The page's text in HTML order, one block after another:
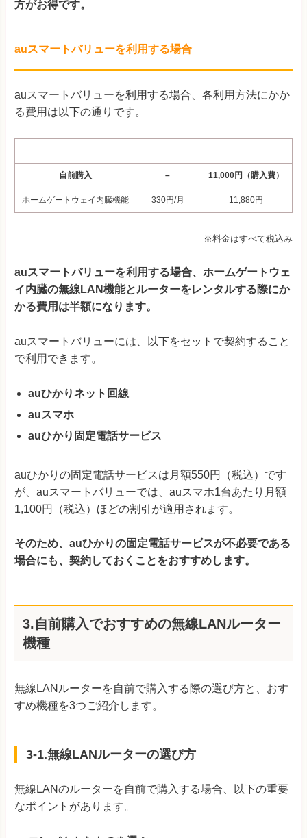
方がお得です。
auスマートバリューを利用する場合
auスマートバリューを利用する場合、各利用方法にかか
る費用は以下の通りです。
自前購入 – 11,000円（購入費）
ホームゲートウェイ内臓機能 330円/月 11,880円
※料金はすべて税込み
auスマートバリューを利用する場合、ホームゲートウェ
イ内臓の無線LAN機能とルーターをレンタルする際にか
かる費用は半額になります。
auスマートバリューには、以下をセットで契約すること
で利用できます。
auひかりネット回線
auスマホ
auひかり固定電話サービス
auひかりの固定電話サービスは月額550円（税込）です
が、auスマートバリューでは、auスマホ1台あたり月額
1,100円（税込）ほどの割引が適用されます。
そのため、auひかりの固定電話サービスが不必要である
場合にも、契約しておくことをおすすめします。
3.自前購入でおすすめの無線LANルーター
機種
無線LANルーターを自前で購入する際の選び方と、おす
すめ機種を3つご紹介します。
3-1.無線LANルーターの選び方
無線LANのルーターを自前で購入する場合、以下の重要
なポイントがあります。